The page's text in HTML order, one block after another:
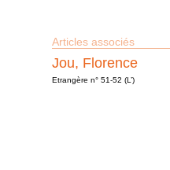
Articles associés
Jou, Florence
Etrangère n° 51-52 (L’)